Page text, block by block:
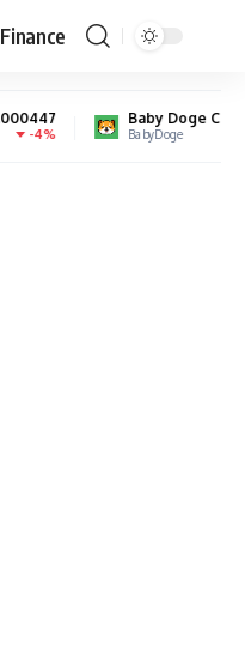
Finance
Baby Doge Coin ₹0.000000
BabyDoge 0.31%